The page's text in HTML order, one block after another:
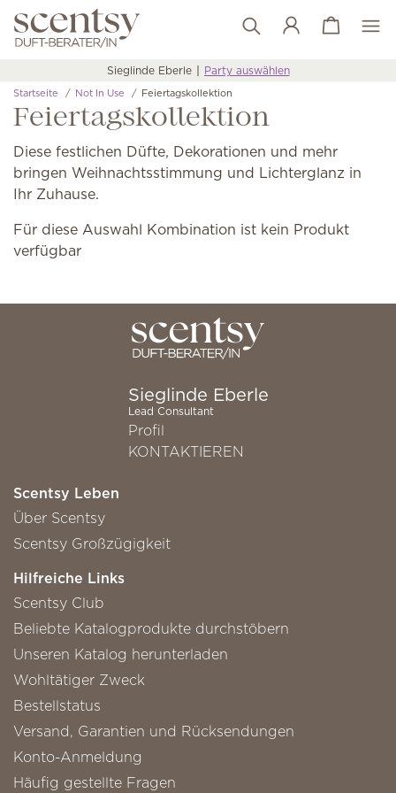
Wunschliste
Warenkorb
Sieglinde Eberle Party auswählen
Startseite Not In Use Feiertagskollektion
Feiertagskollektion
Diese festlichen Düfte, Dekorationen und mehr
bringen Weihnachtsstimmung und Lichterglanz in
Ihr Zuhause.
Für diese Auswahl Kombination ist kein Produkt
verfügbar
Sieglinde Eberle
Lead Consultant
Profil
KONTAKTIEREN
Scentsy Leben
Über Scentsy
Scentsy Großzügigkeit
Hilfreiche Links
Scentsy Club
Beliebte Katalogprodukte durchstöbern
Unseren Katalog herunterladen
Wohltätiger Zweck
Bestellstatus
Versand, Garantien und Rücksendungen
Konto-Anmeldung
Häufig gestellte Fragen